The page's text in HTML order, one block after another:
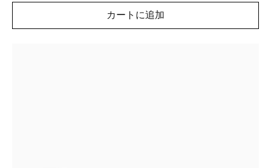
カートに追加